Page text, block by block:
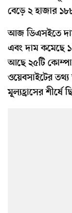
বেড়ে ২ হাজার
আজ ডিএসইতে
এবং দাম কমেছে
আছে ২৫টি
ওয়েবসাইটের
মূল্যহ্রাসের